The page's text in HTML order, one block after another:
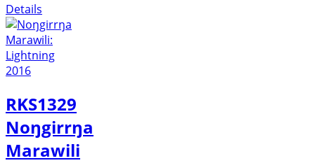
Details
RKS1329
Noŋgirrŋa
Marawili